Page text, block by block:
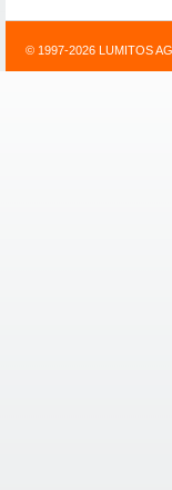
© 1997-2026 LUMITOS